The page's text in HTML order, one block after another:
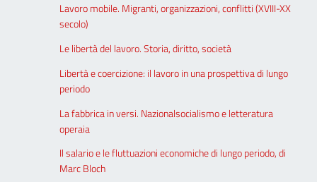
Lavoro mobile. Migranti, organizzazioni, conflitti (XVIII-XX
secolo)
Le libertà del lavoro. Storia, diritto, società
Libertà e coercizione: il lavoro in una prospettiva di lungo
periodo
La fabbrica in versi. Nazionalsocialismo e letteratura
operaia
Il salario e le fluttuazioni economiche di lungo periodo, di
Marc Bloch